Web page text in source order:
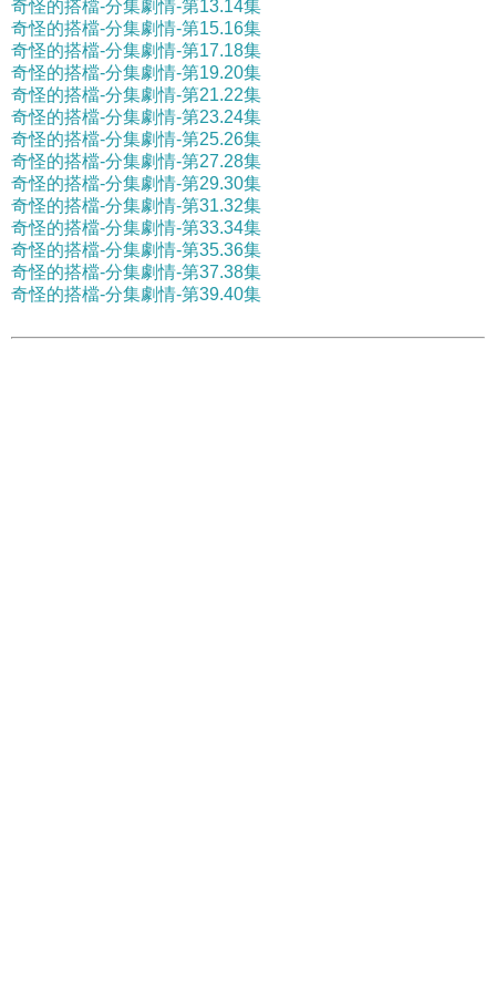
奇怪的搭檔-分集劇情-第13.14集
奇怪的搭檔-分集劇情-第15.16集
奇怪的搭檔-分集劇情-第17.18集
奇怪的搭檔-分集劇情-第19.20集
奇怪的搭檔-分集劇情-第21.22集
奇怪的搭檔-分集劇情-第23.24集
奇怪的搭檔-分集劇情-第25.26集
奇怪的搭檔-分集劇情-第27.28集
奇怪的搭檔-分集劇情-第29.30集
奇怪的搭檔-分集劇情-第31.32集
奇怪的搭檔-分集劇情-第33.34集
奇怪的搭檔-分集劇情-第35.36集
奇怪的搭檔-分集劇情-第37.38集
奇怪的搭檔-分集劇情-第39.40集